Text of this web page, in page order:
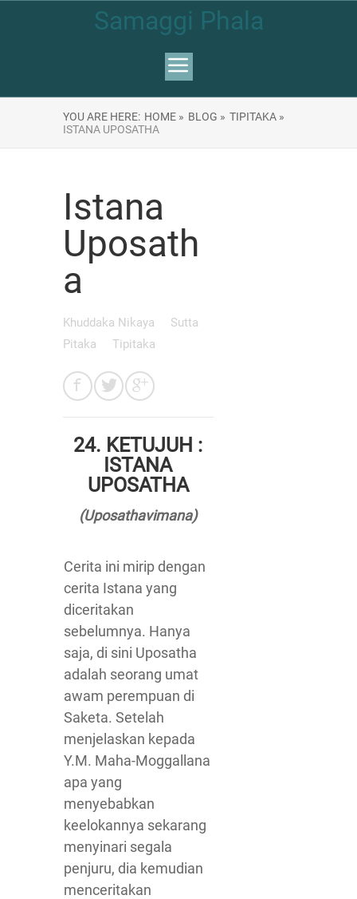
Samaggi Phala
YOU ARE HERE: HOME » BLOG » TIPITAKA »
ISTANA UPOSATHA
Istana
Uposath
a
Khuddaka Nikaya
Sutta
Pitaka
Tipitaka
24. KETUJUH :
ISTANA
UPOSATHA
(Uposathavimana)
Cerita ini mirip dengan
cerita Istana yang
diceritakan
sebelumnya. Hanya
saja, di sini Uposatha
adalah seorang umat
awam perempuan di
Saketa. Setelah
menjelaskan kepada
Y.M. Maha-Moggallana
apa yang
menyebabkan
keelokannya sekarang
menyinari segala
penjuru, dia kemudian
menceritakan